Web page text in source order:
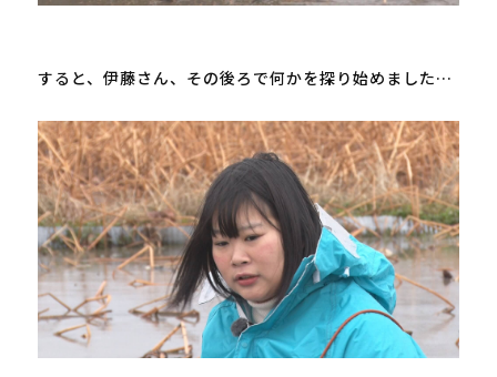
すると、伊藤さん、その後ろで何かを探り始めました…